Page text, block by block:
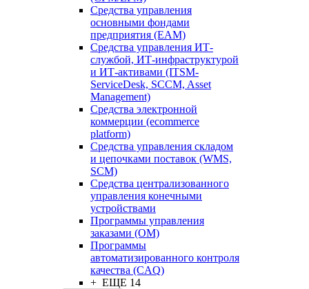
Средства управления
основными фондами
предприятия (EAM)
Средства управления ИТ-
службой, ИТ-инфраструктурой
и ИТ-активами (ITSM-
ServiceDesk, SCCM, Asset
Management)
Средства электронной
коммерции (ecommerce
platform)
Средства управления складом
и цепочками поставок (WMS,
SCM)
Средства централизованного
управления конечными
устройствами
Программы управления
заказами (OM)
Программы
автоматизированного контроля
качества (CAQ)
+ ЕЩЕ 14